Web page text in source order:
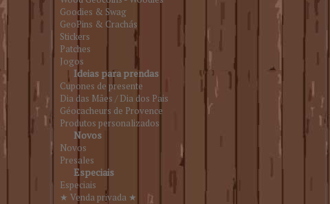
Goodies & Swag
GeoPins & Crachás
Stickers
Patches
Jogos
Ideias para prendas
Cupones de presente
Dia das Mães / Dia dos Pais
Géocacheurs de Provence
Produtos personalizados
Novos
Novos
Presales
Especiais
Especiais
★ Venda privada ★